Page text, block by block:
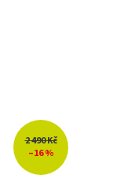
2 490 Kč
–16 %